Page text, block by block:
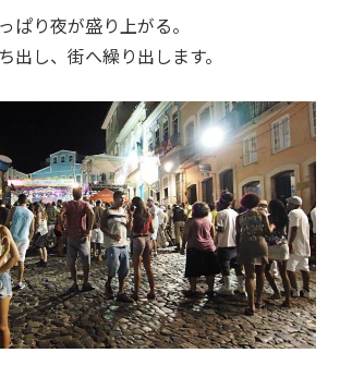
ぱり夜が盛り上がる。
出し、街へ繰り出します。